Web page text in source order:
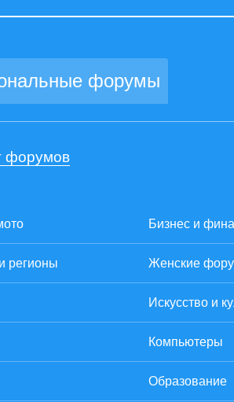
форумы
форумов
Бизнес и
регионы Женские
Искусство и
Компьютеры
Образование